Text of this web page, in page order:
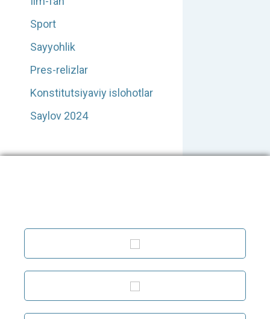
Sport
Sayyohlik
Pres-relizlar
Konstitutsiyaviy islohotlar
Saylov 2024